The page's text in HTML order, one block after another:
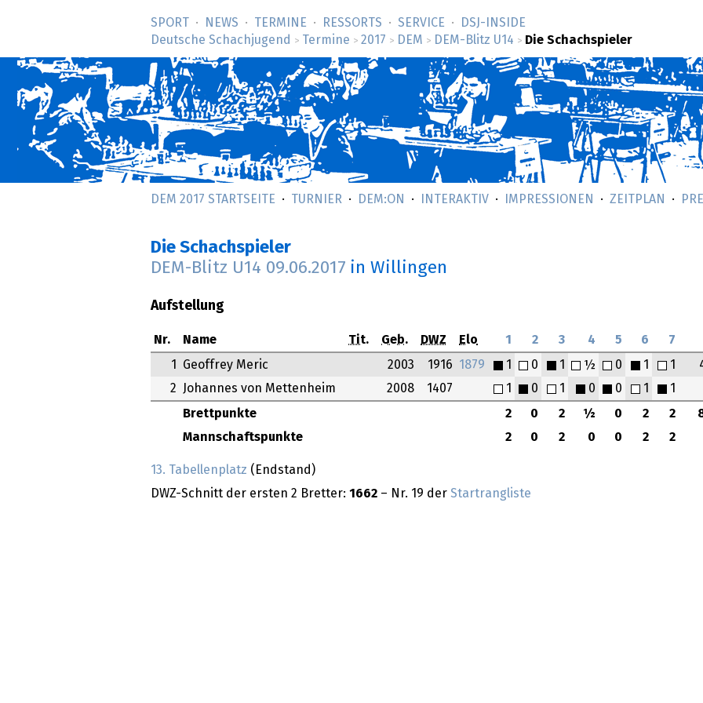
SPORT NEWS TERMINE RESSORTS SERVICE
DSJ-­INSIDE
Deutsche Schachjugend
> Termine > 2017 > DEM > DEM-Blitz U14 > Die Schachspieler
DEM 2017 STARTSEITE TURNIER DEM:ON INTERAKTIV IMPRESSIONEN ZEITPLAN
Die Schachspieler
DEM-Blitz U14 09.06.2017 in Willingen
Aufstellung
Nr. Name Tit. Geb. DWZ Elo 1 2 3 4 5 6 7
Brettpunkte 2 0 2 ½ 0 2 2
Mannschaftspunkte
2 0 2 0 0 2 2
1 Geoffrey Meric 2003 1916 1879 1 0 1 ½ 0 1 1
2
Johannes von Mettenheim 2008 1407 1 0 1 0 0 1 1
13. Tabellenplatz (Endstand)
DWZ-Schnitt der ersten 2 Bretter: 1662 – Nr. 19 der Startrangliste